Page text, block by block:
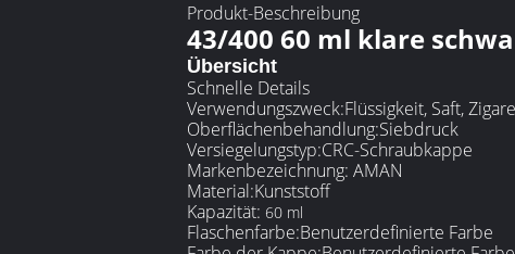
Produkt-Beschreibung
43/400 60 ml klare
Übersicht
Schnelle Details
Verwendungszweck:Flüssigkeit, Saft,
Oberflächenbehandlung:Siebdruck
Versiegelungstyp:CRC-Schraubkappe
Markenbezeichnung: AMAN
Material:Kunststoff
Kapazität: 60 ml
Flaschenfarbe:Benutzerdefinierte Farbe